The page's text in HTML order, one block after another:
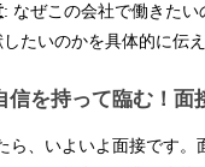
: なぜこの会社で働きた
たいのかを具体的に伝え
信を持って臨む！面
ら、いよいよ面接です。